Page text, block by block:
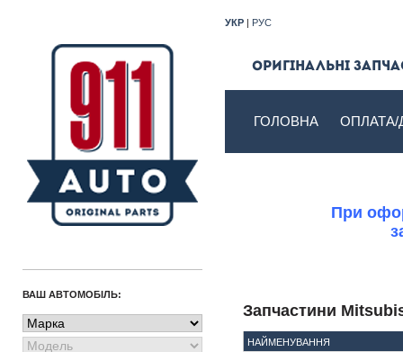
УКР | РУС
Оригінальні
ГОЛОВНА ОПЛАТА/
При
Запчастини
НАЙМЕНУВАННЯ
ВАШ АВТОМОБІЛЬ: